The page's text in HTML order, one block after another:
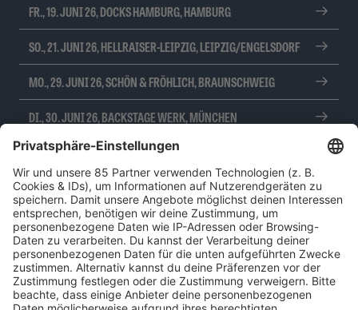
FR., 19. JUNI 26, DOCKS HAMBURG, HAMBURG
SO., 21. JUNI 26, HELLRAISER-LEIPZIG, LEIPZIG/ENGELSDORF
MO., 29. JUNI 26, SCHÖN & FRÖHLICH, BRAUNSCHWEIG
DI., 30. JUNI 26, BACKSTAGE WERK, MÜNCHEN
DO., 2. JULI 26, EVENTHALL-AIRPORT, REGENSBURG-
OBERTRAUBLING
MI., 8. JULI 26, LKA-LONGHORN, STUTTGART
SO., 12. JULI 26, FABRIK COESFELD, COESFELD
DI., 14. JULI 26, GARAGE, SAARBRÜCKEN